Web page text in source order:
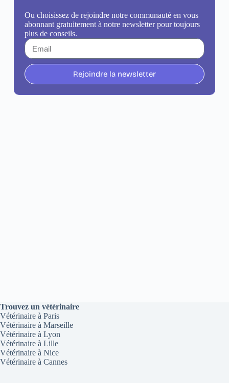
Ou choisissez de rejoindre notre communauté en vous
abonnant gratuitement à notre newsletter pour toujours
plus de conseils.
Rejoindre la newsletter
Trouvez un vétérinaire
Vétérinaire à Paris
Vétérinaire à Marseille
Vétérinaire à Lyon
Vétérinaire à Lille
Vétérinaire à Nice
Vétérinaire à Cannes